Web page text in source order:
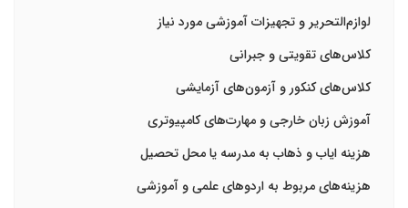
لوازم‌التحریر و تجهیزات آموزشی مورد نیاز
کلاس‌های تقویتی و جبرانی
کلاس‌های کنکور و آزمون‌های آزمایشی
آموزش زبان خارجی و مهارت‌های کامپیوتری
هزینه ایاب و ذهاب به مدرسه یا محل تحصیل
هزینه‌های مربوط به اردوهای علمی و آموزشی